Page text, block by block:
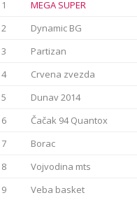
1
MEGA SUPER
2
Dynamic BG
3
Partizan
4
Crvena zvezda
5
Dunav 2014
6
Čačak 94 Quantox
7
Borac
8
Vojvodina mts
9
Veba basket